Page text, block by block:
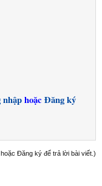
nhậphoặc Đăng ký
Đăng ký để trả lời bài viết.)